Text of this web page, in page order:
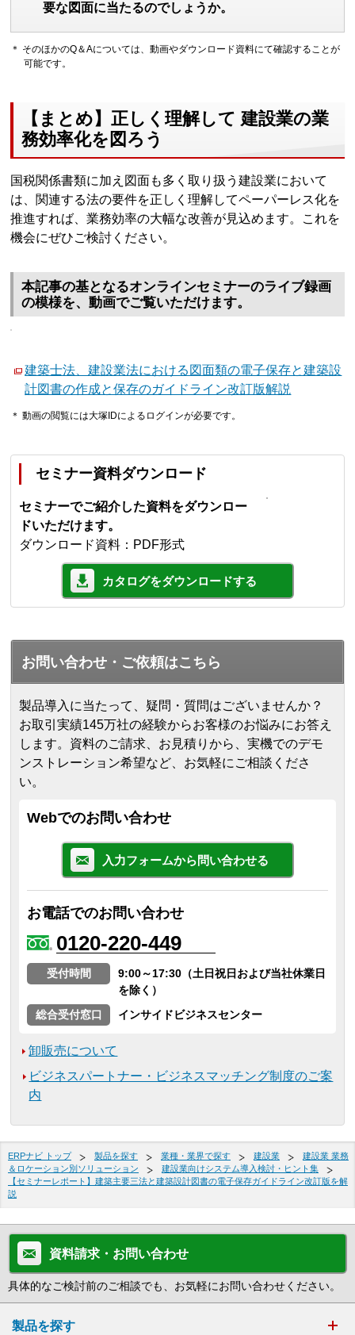
要な図面に当たるのでしょうか。
＊ そのほかのQ＆Aについては、動画やダウンロード資料にて確認することが
可能です。
【まとめ】正しく理解して 建設業の業
務効率化を図ろう
国税関係書類に加え図面も多く取り扱う建設業において
は、関連する法の要件を正しく理解してペーパーレス化を
推進すれば、業務効率の大幅な改善が見込めます。これを
機会にぜひご検討ください。
本記事の基となるオンラインセミナーのライブ録画
の模様を、動画でご覧いただけます。
建築士法、建設業法における図面類の電子保存と建築設
計図書の作成と保存のガイドライン改訂版解説
＊ 動画の閲覧には大塚IDによるログインが必要です。
セミナー資料ダウンロード
セミナーでご紹介した資料をダウンロー
ドいただけます。
ダウンロード資料：PDF形式
カタログをダウンロードする
お問い合わせ・ご依頼はこちら
製品導入に当たって、疑問・質問はございませんか？
お取引実績145万社の経験からお客様のお悩みにお答え
します。 資料のご請求、お見積りから、実機でのデモ
ンストレーション希望など、お気軽にご相談くださ
い。
Webでのお問い合わせ
入力フォームから問い合わせる
お電話でのお問い合わせ
0120-220-449
受付時間
9:00～17:30（土日祝日および当社休業日
を除く）
総合受付窓口
インサイドビジネスセンター
卸販売について
ビジネスパートナー・ビジネスマッチング制度のご案
内
ERPナビ トップ 製品を探す 業種・業界で探す 建設業
建設業 業務
＆ロケーション別ソリューション
建設業向けシステム導入検討・ヒント集
【セミナーレポート】建築主要三法と建築設計図書の電子保存ガイドライン改訂版を解
説
資料請求・お問い合わせ
具体的なご検討前のご相談でも、お気軽にお問い合わせください。
製品を探す